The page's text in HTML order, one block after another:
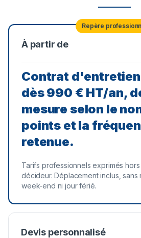
Repère
À partir de
Contrat
dès 990 € HT/an,
mesure selon le
points et la
retenue.
Tarifs professionnels exprimés
décideur. Déplacement inclus, sans
week-end ni jour férié.
Devis personnalisé